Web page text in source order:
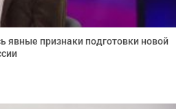
явные признаки подготовки новой